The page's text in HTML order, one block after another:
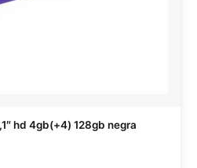
hd 4gb(+4) 128gb negra